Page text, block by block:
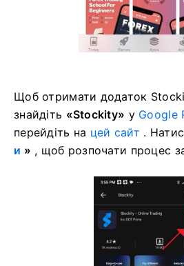
Щоб отримати додаток
знайдіть «Stockity» у Google
перейдіть на цей сайт .
и » , щоб розпочати процес